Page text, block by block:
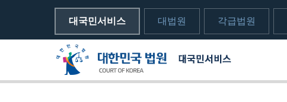
대국민서비스 대법원 각급법원
메뉴전체보기